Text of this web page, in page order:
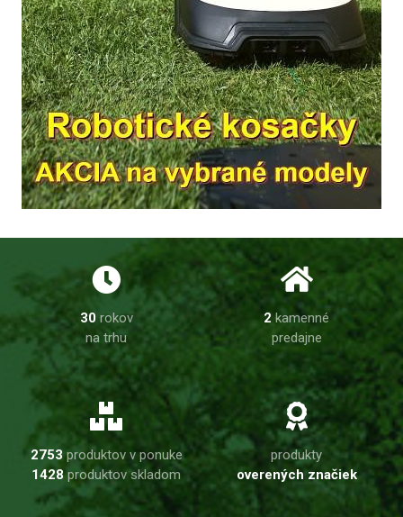
30rokov
na trhu
2 kamenné
predajne
2753produktov v ponuke
1428produktov skladom
produkty
overených značiek